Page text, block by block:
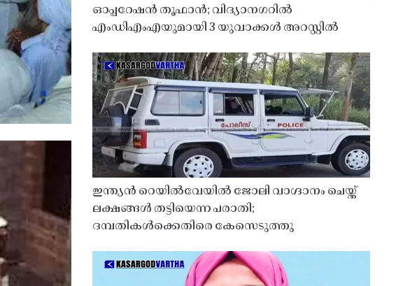
ഓപ്പറേഷൻ തൂഫാൻ; വിദ്യാനഗറിൽ
എംഡിഎംഎയുമായി 3 യുവാക്കൾ അറസ്റ്റിൽ
ഇന്ത്യൻ റെയിൽവേയിൽ ജോലി വാഗ്ദാനം ചെയ്ത്
ലക്ഷങ്ങൾ തട്ടിയെന്ന പരാതി;
ദമ്പതികൾക്കെതിരെ കേസെടുത്തു